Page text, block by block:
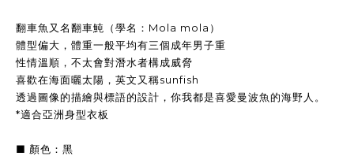
翻車魚又名翻車魨（學名：Mola mola）
體型偏大，體重一般平均有三個成年男子重
性情溫順，不太會對潛水者構成威脅
喜歡在海面曬太陽，英文又稱sunfish
透過圖像的描繪與標語的設計，你我都是喜愛曼波魚的海野人。
*適合亞洲身型衣板
■ 顏色：黑